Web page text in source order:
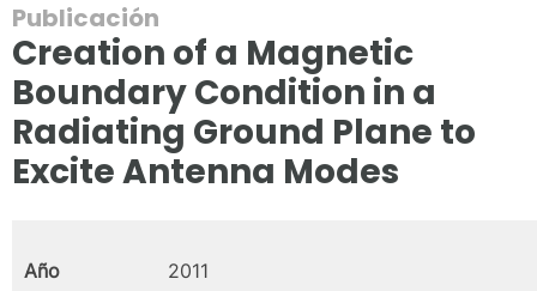
Publicación
Creation of a Magnetic
Boundary Condition in a
Radiating Ground Plane to
Excite Antenna Modes
Año 2011